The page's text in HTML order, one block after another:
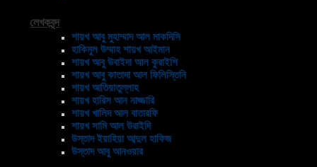
লেখকবৃন্দ
শায়খ আবু মুহাম্মাদ আল মাকদিসি
হাকিমুল উম্মাহ শায়খ আইমান
শায়খ আবু উবাইদা আল কুরাইশি
শায়খ আবু কাতাদা আল ফিলিস্তিনি
শায়খ আতিয়াতুল্লাহ
শায়খ হারিস আন নাজ্জারি
শায়খ খালিদ আল বাতারফি
শায়খ সামি আল উরাইদি
উস্তাদ ইয়াহিয়া আব্দুল হাফিজ
উস্তাদ আবু আনওয়ার